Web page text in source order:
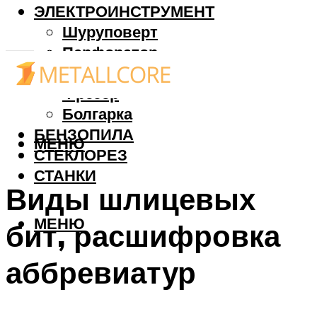
ЭЛЕКТРОИНСТРУМЕНТ
Шуруповерт
Перфоратор
Дрель
Фрезер
Болгарка
БЕНЗОПИЛА
СТЕКЛОРЕЗ
СТАНКИ
МЕНЮ
МЕНЮ
Виды шлицевых
бит, расшифровка
аббревиатур